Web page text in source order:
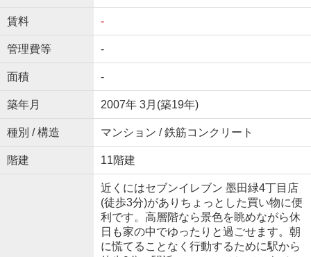
賃料 -
管理費等 -
面積 -
築年月 2007年 3月(築19年)
種別 / 構造 マンション / 鉄筋コンクリート
階建 11階建
近くにはセブンイレブン 墨田緑4丁目店
(徒歩3分)がありちょっとした買い物に便
利です。高層階なら景色を眺めながら休
日も家の中でゆったりと過ごせます。朝
に慌てることなく行動するために駅から